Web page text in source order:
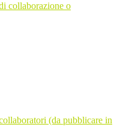
collaborazione o
(da pubblicare in